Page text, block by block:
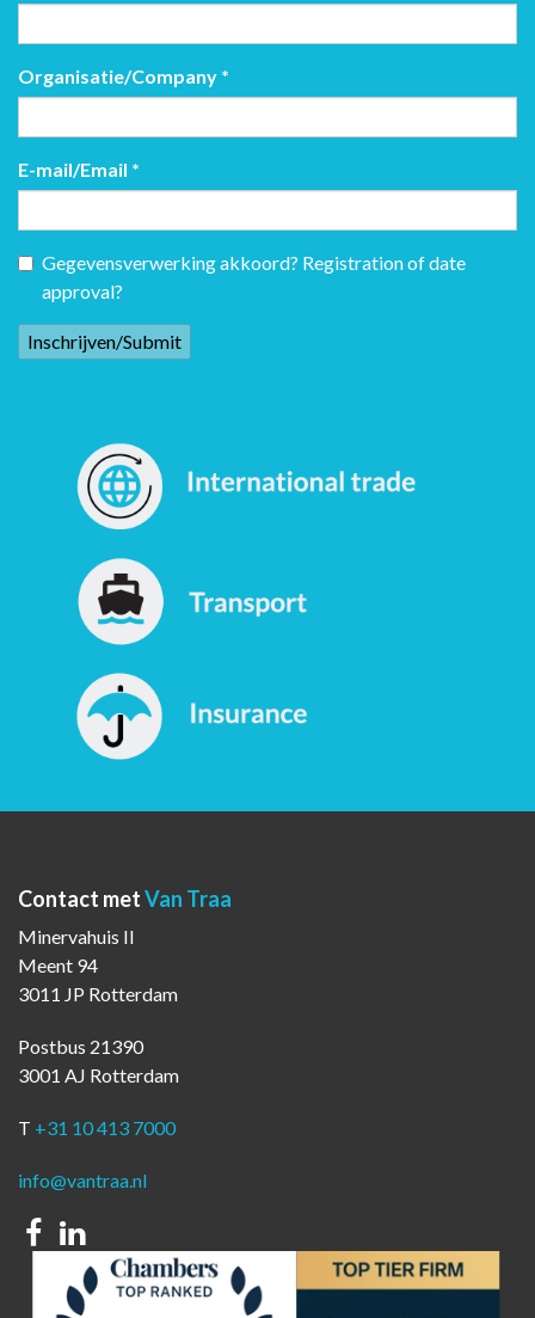
Organisatie/Company *
E-mail/Email *
Gegevensverwerking akkoord? Registration of date
approval?
Contact metVan Traa
Minervahuis II
Meent 94
3011 JP Rotterdam
Postbus 21390
3001 AJ Rotterdam
T +31 10 413 7000
info@vantraa.nl
Facebook
Linkedin